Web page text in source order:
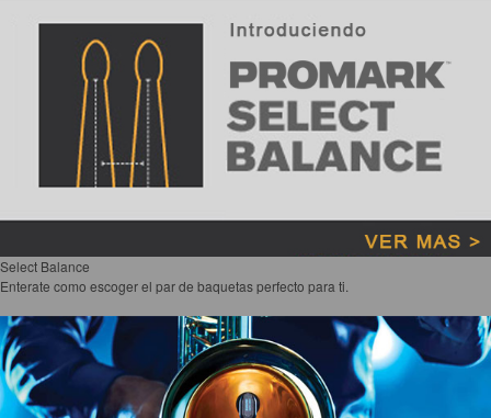
Select Balance
Enterate como escoger el par de baquetas perfecto para ti.